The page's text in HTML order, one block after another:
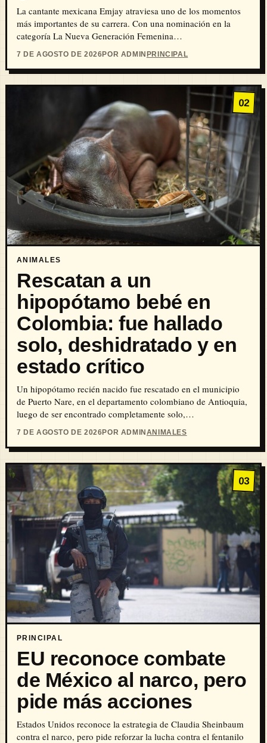
La cantante mexicana Emjay atraviesa uno de los momentos
más importantes de su carrera. Con una nominación en la
categoría La Nueva Generación Femenina…
7 DE AGOSTO DE 2026POR ADMINPRINCIPAL
02
ANIMALES
Rescatan a un
hipopótamo bebé en
Colombia: fue hallado
solo, deshidratado y en
estado crítico
Un hipopótamo recién nacido fue rescatado en el municipio
de Puerto Nare, en el departamento colombiano de Antioquia,
luego de ser encontrado completamente solo,…
7 DE AGOSTO DE 2026POR ADMINANIMALES
03
PRINCIPAL
EU reconoce combate
de México al narco, pero
pide más acciones
Estados Unidos reconoce la estrategia de Claudia Sheinbaum
contra el narco, pero pide reforzar la lucha contra el fentanilo